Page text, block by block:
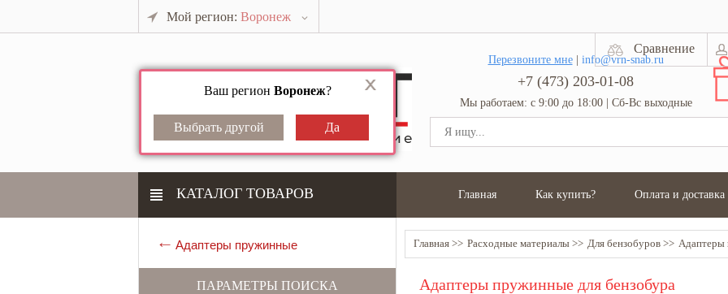
Мой регион: Воронеж
Ваш регион Воронеж?
Сравнение
Перезвоните мне| info@vrn-snab.ru
+7 (473) 203-01-08
Мы работаем: с 9:00 до 18:00 | Сб-Вс выходные
КАТАЛОГ ТОВАРОВ Главная Как купить? Оплата и доставка
Адаптеры пружинные
ПАРАМЕТРЫ ПОИСКА
Главная Расходные материалы Для бензобуров
Адаптеры пружинные для бензобура